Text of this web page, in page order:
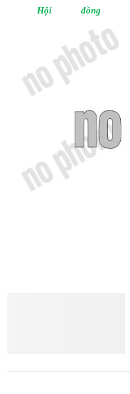
Hội đồng